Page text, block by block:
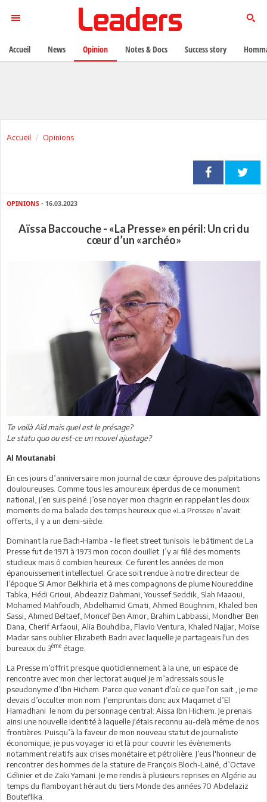
Accueil Opinions
OPINIONS - 16.03.2023
Aïssa Baccouche - «La Presse» en péril: Un cri du
cœur d’un «archéo»
Te voilà Aïd mais quel est le présage?
Le statu quo ou est-ce un nouvel ajustage?
Al Moutanabi
En ces jours d’anniversaire mon journal de cœur éprouve des palpitations
douloureuses. Comme tous les amoureux éperdus de ce monument
national, j’en suis peiné. J’ose noyer mon chagrin en rappelant les doux
moments de ma balade des temps heureux que «La Presse» n’avait
offerts, il y a un demi-siècle.
Dominant la rue Bach-Hamba - le fleet street tunisois le bâtiment de La
Presse fut de 1971 à 1973 mon cocon douillet. J’y ai filé des moments
studieux mais ô combien heureux. Ce furent les années de mon
épanouissement intellectuel. Grace soit rendue à notre directeur de
l’époque Si Amor Belkhiria et à mes compagnons de plume Noureddine
Tabka, Hédi Grioui, Abdeaziz Dahmani, Youssef Seddik, Slah Maaoui,
Mohamed Mahfoudh, Abdelhamid Gmati, Ahmed Boughnim, Khaled ben
Sassi, Ahmed Beltaef, Moncef Ben Amor, Brahim Labbassi, Mondher Ben
Dana, Cherif Arfaoui, Alia Bouhdiba, Flavio Ventura, Khaled Najjar, Moïse
Madar sans oublier Elizabeth Badri avec laquelle je partageais l'un des
bureaux du 3ème étage.
La Presse m’offrit presque quotidiennement à la une, un espace de
rencontre avec mon cher lectorat auquel je m’adressais sous le
pseudonyme d’Ibn Hichem. Parce que venant d'où ce que l'on sait , je me
devais d’occulter mon nom. J’empruntais donc aux Maqamet d’El
Hamadhani le nom du personnage central: Aissa Ibn Hichem. Je prenais
ainsi une nouvelle identité à laquelle j'étais reconnu au-delà même de nos
frontières. Puisqu’à la faveur de mon nouveau statut de journaliste
économique, je pus voyager ici et là pour couvrir les évènements
notamment relatifs aux crises monétaire et pétrolière. J’eus l'honneur de
rencontrer des hommes de la stature de François Bloch-Lainé, d’Octave
Gélinier et de Zaki Yamani. Je me rendis à plusieurs reprises en Algérie au
temps du flamboyant héraut du tiers Monde des années 70 Abdelaziz
Bouteflika.
Accueil News Opinion Notes & Docs Success story